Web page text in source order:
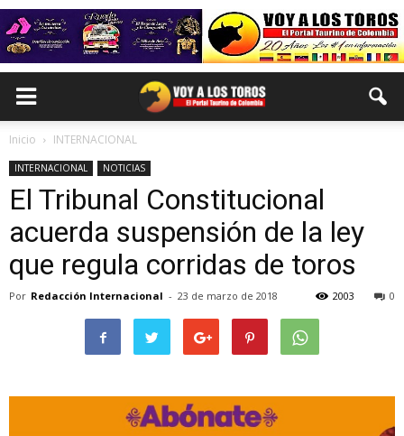
Inicio INTERNACIONAL
INTERNACIONAL NOTICIAS
El Tribunal Constitucional
acuerda suspensión de la ley
que regula corridas de toros
Por Redacción Internacional - 23 de marzo de 2018 0
2003